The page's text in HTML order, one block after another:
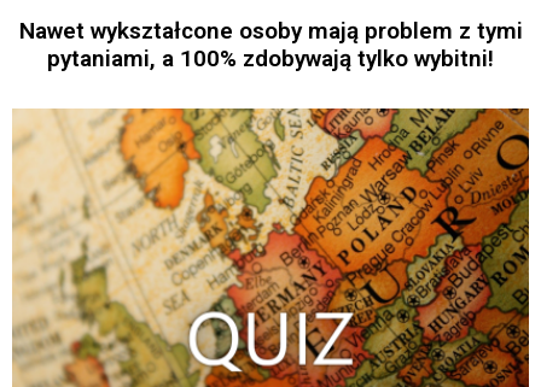
Nawet wykształcone osoby mają problem z tymi
pytaniami, a 100% zdobywają tylko wybitni!